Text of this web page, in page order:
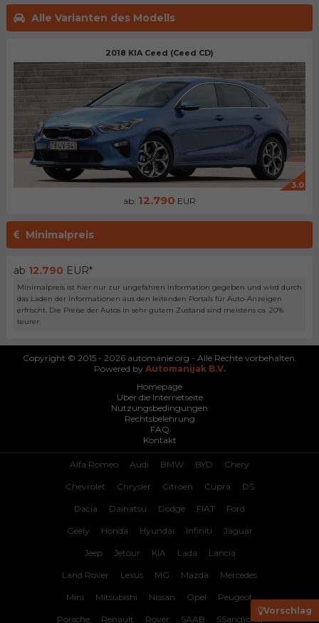
Alle Varianten des Modells
2018 KIA Ceed (Ceed CD)
3.0
ab: 12.790 EUR
Minimalpreis
ab 12.790 EUR*
Minimalpreis ist hier nur zur ungefähren Information gegeben und wird durch
das Laden der Informationen aus den leitenden Portals für Auto-Anzeigen
erfrischt. Die Preise der Autos in sehr gutem Zustand sind meistens ca. 20%
teurer.
Vorschlag
Copyright © 2015 - 2026 automanie.org - Alle Rechte vorbehalten.
Powered by Automanijak B.V.
Homepage
Über die Internetseite
Nutzungsbedingungen
Rechtsbelehrung
FAQ
Kontakt
Alfa Romeo Audi BMW BYD Chery
Chevrolet Chrysler Citroen Cupra DS
Dacia Daihatsu Dodge FIAT Ford
Geely Honda Hyundai Infiniti Jaguar
Jeep Jetour KIA Lada Lancia
Land Rover Lexus MG Mazda Mercedes
Mini Mitsubishi Nissan Opel Peugeot
Porsche Renault Rover SAAB SSangYong